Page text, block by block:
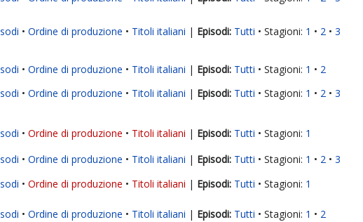
Ordine di produzione Titoli italiani | Tutti Stagioni: 1 2
3
Ordine di produzione Titoli italiani | Tutti Stagioni: 1
2
Ordine di produzione Titoli italiani | Tutti Stagioni: 1 2
3
Ordine di produzione Titoli italiani | Tutti Stagioni: 1
Ordine di produzione Titoli italiani | Tutti Stagioni: 1 2
3
Ordine di produzione Titoli italiani | Tutti Stagioni: 1
Ordine di produzione Titoli italiani | Tutti Stagioni: 1 2